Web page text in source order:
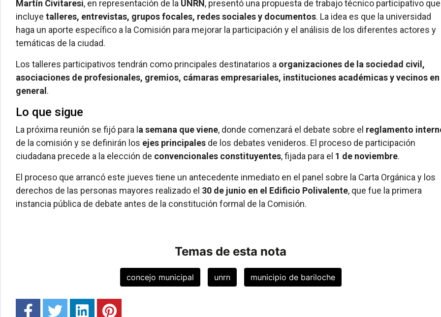
Martín Civitaresi, en representación de la UNRN, presentó una propuesta de trabajo técnico participativo que
incluye talleres, entrevistas, grupos focales, redes sociales y documentos. La idea es que la universidad
haga un aporte específico a la Comisión para mejorar la participación y el análisis de los diferentes actores y
temáticas de la ciudad.
Los talleres participativos tendrán como principales destinatarios a organizaciones de la sociedad civil,
asociaciones de profesionales, gremios, cámaras empresariales, instituciones académicas y vecinos en
general .
Lo que sigue
La próxima reunión se fijó para l a semana que viene, donde comenzará el debate sobre el reglamento
de la comisión y se definirán los ejes principales de los debates venideros. El proceso de participación
ciudadana precede a la elección de convencionales constituyentes, fijada para el 1 de noviembre.
El proceso que arrancó este jueves tiene un antecedente inmediato en el panel sobre la Carta Orgánica y los
derechos de las personas mayores realizado el 30 de junio en el Edificio Polivalente, que fue la primera
instancia pública de debate antes de la constitución formal de la Comisión.
Temas de esta nota
concejo municipal unrn municipio de bariloche